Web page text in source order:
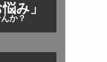
悩み」
か？